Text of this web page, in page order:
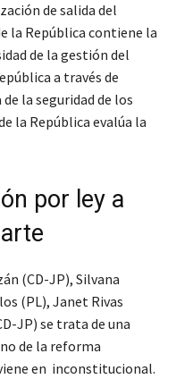
de salida del
la República contiene la
de la gestión del
a través de
la seguridad de los
la República evalúa la
por ley a
(CD-JP), Silvana
(PL), Janet Rivas
JP) se trata de una
de la reforma
en inconstitucional.